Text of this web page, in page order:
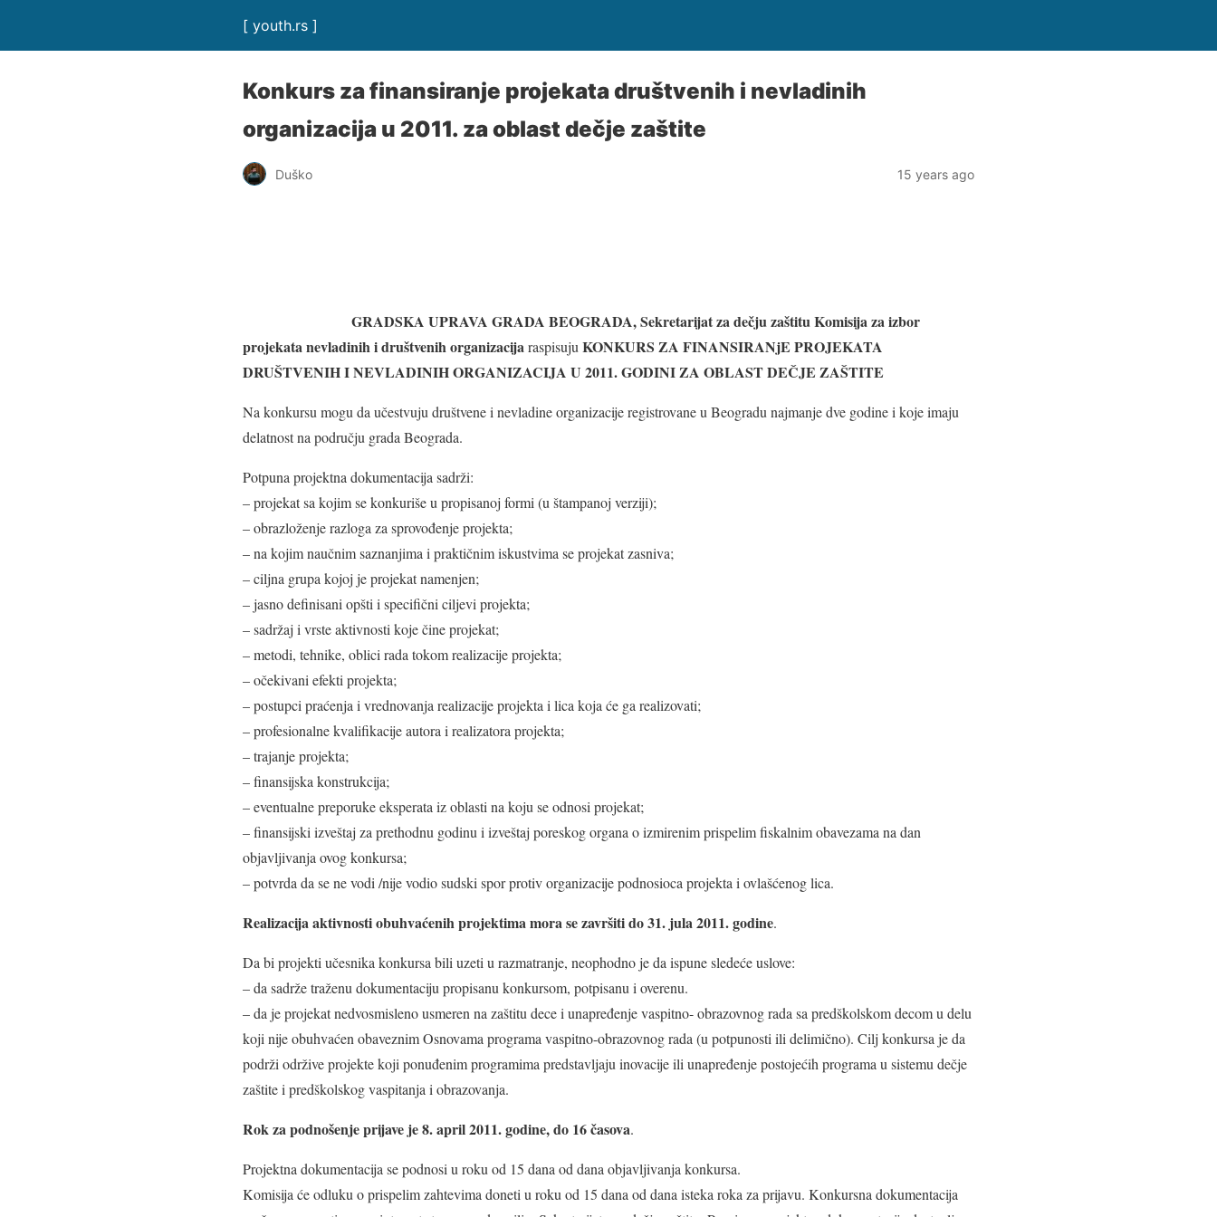
[ youth.rs ]
Konkurs za finansiranje projekata društvenih i nevladinih
organizacija u 2011. za oblast dečje zaštite
Duško 15 years ago
GRADSKA UPRAVA GRADA BEOGRADA, Sekretarijat za dečju zaštituKomisija za izbor
projekata nevladinih i društvenih organizacijaraspisuju KONKURS ZA FINANSIRANjE PROJEKATA
DRUŠTVENIH I NEVLADINIH ORGANIZACIJA U 2011. GODINI ZA OBLAST DEČJE ZAŠTITE
Na konkursu mogu da učestvuju društvene i nevladine organizacije registrovane u Beogradu najmanje dve godine i koje imaju
delatnost na području grada Beograda.
Potpuna projektna dokumentacija sadrži:
– projekat sa kojim se konkuriše u propisanoj formi (u štampanoj verziji);
– obrazloženje razloga za sprovođenje projekta;
– na kojim naučnim saznanjima i praktičnim iskustvima se projekat zasniva;
– ciljna grupa kojoj je projekat namenjen;
– jasno definisani opšti i specifični ciljevi projekta;
– sadržaj i vrste aktivnosti koje čine projekat;
– metodi, tehnike, oblici rada tokom realizacije projekta;
– očekivani efekti projekta;
– postupci praćenja i vrednovanja realizacije projekta i lica koja će ga realizovati;
– profesionalne kvalifikacije autora i realizatora projekta;
– trajanje projekta;
– finansijska konstrukcija;
– eventualne preporuke eksperata iz oblasti na koju se odnosi projekat;
– finansijski izveštaj za prethodnu godinu i izveštaj poreskog organa o izmirenim prispelim fiskalnim obavezama na dan
objavljivanja ovog konkursa;
– potvrda da se ne vodi /nije vodio sudski spor protiv organizacije podnosioca projekta i ovlašćenog lica.
Realizacija aktivnosti obuhvaćenih projektima mora se završiti do 31. jula 2011. godine.
Da bi projekti učesnika konkursa bili uzeti u razmatranje, neophodno je da ispune sledeće uslove:
– da sadrže traženu dokumentaciju propisanu konkursom, potpisanu i overenu.
– da je projekat nedvosmisleno usmeren na zaštitu dece i unapređenje vaspitno- obrazovnog rada sa predškolskom decom u delu
koji nije obuhvaćen obaveznim Osnovama programa vaspitno-obrazovnog rada (u potpunosti ili delimično). Cilj konkursa je da
podrži održive projekte koji ponuđenim programima predstavljaju inovacije ili unapređenje postojećih programa u sistemu dečje
zaštite i predškolskog vaspitanja i obrazovanja.
Rok za podnošenje prijave je 8. april 2011. godine, do 16 časova.
Projektna dokumentacija se podnosi u roku od 15 dana od dana objavljivanja konkursa.
Komisija će odluku o prispelim zahtevima doneti u roku od 15 dana od dana isteka roka za prijavu. Konkursna dokumentacija